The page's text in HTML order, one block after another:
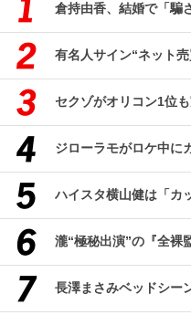
倉持由香、結婚で「騙
有名人サイン“ネット
セクゾがオリコン1位
ジローラモがロケ中に
ハイスタ横山健は「カ
瀧“極秘出演”の『全裸
長澤まさみベッドシー